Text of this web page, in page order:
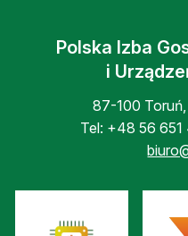
Polska Izba
i
87-100 Toruń,
Tel: +48 56 651